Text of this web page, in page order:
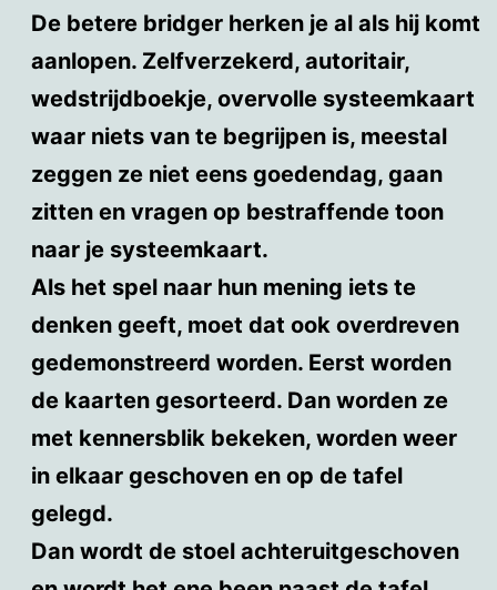
De betere bridger herken je al als hij komt
aanlopen. Zelfverzekerd, autoritair,
wedstrijdboekje, overvolle systeemkaart
waar niets van te begrijpen is, meestal
zeggen ze niet eens goedendag, gaan
zitten en vragen op bestraffende toon
naar je systeemkaart.
Als het spel naar hun mening iets te
denken geeft, moet dat ook overdreven
gedemonstreerd worden. Eerst worden
de kaarten gesorteerd. Dan worden ze
met kennersblik bekeken, worden weer
in elkaar geschoven en op de tafel
gelegd.
Dan wordt de stoel achteruitgeschoven